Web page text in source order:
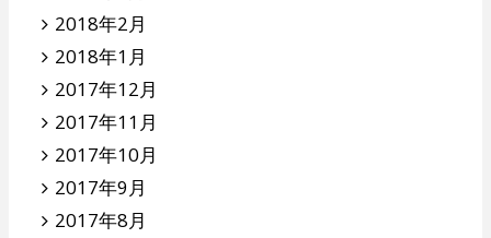
2018年2月
2018年1月
2017年12月
2017年11月
2017年10月
2017年9月
2017年8月